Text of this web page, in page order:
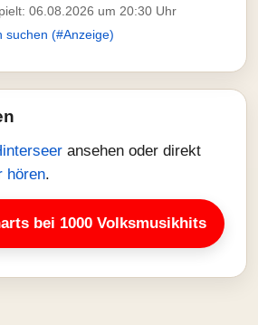
06.08.2026 um 20:30 Uhr
suchen (#Anzeige)
ansehen oder direkt
hören.
bei 1000 Volksmusikhits